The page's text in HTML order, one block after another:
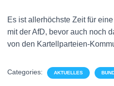
Es ist allerhöchste Zeit für
mit der AfD, bevor auch noch
von den Kartellparteien-
Categories: AKTUELLES